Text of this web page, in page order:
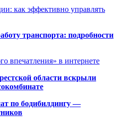
как эффективно управлять
транспорта: подробности
впечатления» в интернете
области вскрыли
по бодибилдингу —